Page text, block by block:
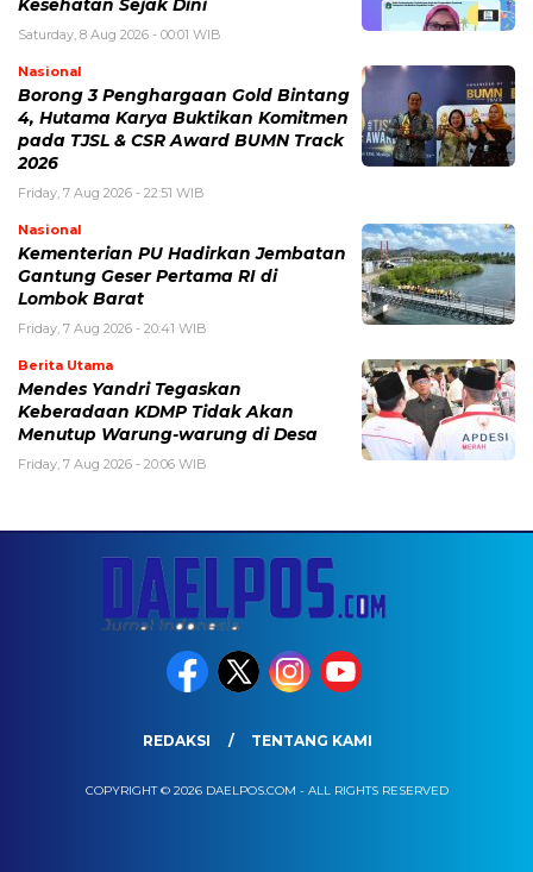
Kesehatan Sejak Dini
Saturday, 8 Aug 2026 - 00:01 WIB
Nasional
Borong 3 Penghargaan Gold Bintang
4, Hutama Karya Buktikan Komitmen
pada TJSL & CSR Award BUMN Track
2026
Friday, 7 Aug 2026 - 22:51 WIB
Nasional
Kementerian PU Hadirkan Jembatan
Gantung Geser Pertama RI di
Lombok Barat
Friday, 7 Aug 2026 - 20:41 WIB
Berita Utama
Mendes Yandri Tegaskan
Keberadaan KDMP Tidak Akan
Menutup Warung-warung di Desa
Friday, 7 Aug 2026 - 20:06 WIB
REDAKSI TENTANG KAMI
COPYRIGHT © 2026 DAELPOS.COM - ALL RIGHTS RESERVED